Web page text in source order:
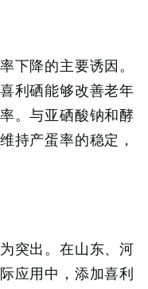
下降的主要诱因。
利硒能够改善老年
。与亚硒酸钠和酵
持产蛋率的稳定，
突出。在山东、河
应用中，添加喜利